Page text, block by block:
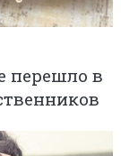
перешло в